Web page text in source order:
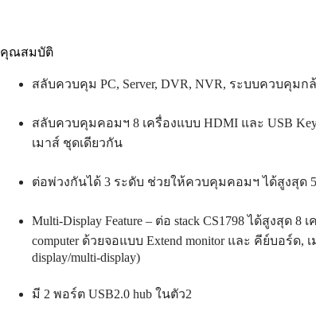
คุณสมบัติ
สลับควบคุม PC, Server, DVR, NVR, ระบบควบคุม
สลับควบคุมคอมฯ 8 เครื่องแบบ HDMI และ USB
เมาส์ ชุดเดียวกัน
ต่อพ่วงกันได้ 3 ระดับ ช่วยให้ควบคุมคอมฯ ได้สูงสุด
Multi-Display Feature – ต่อ stack CS1798 ได้สูงสุด
computer ด้วยจอแบบ Extend monitor และ คีย์บอร์ด, เ
display/multi-display)
มี 2 พอร์ต USB2.0 hub ในตัว2